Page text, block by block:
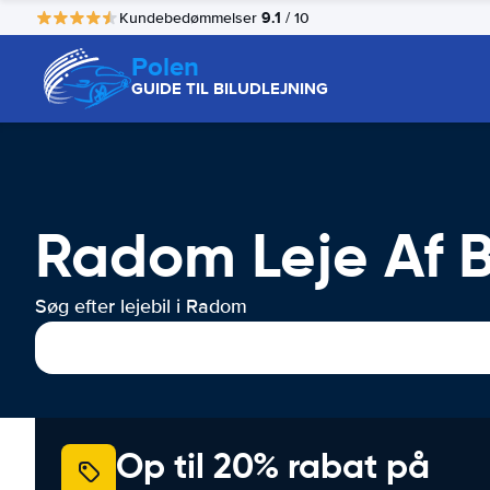
Kundebedømmelser 9.1 / 10
Polen
GUIDE TIL BILUDLEJNING
Radom Leje Af
Søg efter lejebil i Radom
Op til 20% rabat på